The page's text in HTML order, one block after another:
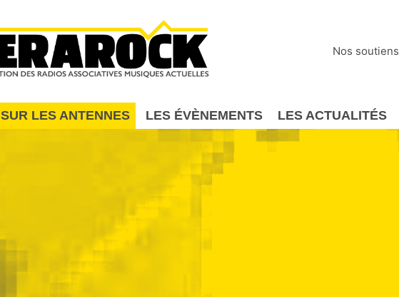
Nos soutiens
SUR LES ANTENNES LES ÉVÈNEMENTS LES ACTUALITÉS